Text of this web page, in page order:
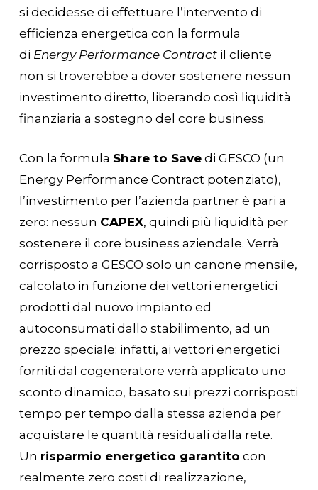
si decidesse di effettuare l’intervento di
efficienza energetica con la formula
di Energy Performance Contractil cliente
non si troverebbe a dover sostenere nessun
investimento diretto, liberando così liquidità
finanziaria a sostegno del core business.
Con la formula Share to Savedi GESCO (un
Energy Performance Contract potenziato),
l’investimento per l’azienda partner è pari a
zero: nessun CAPEX, quindi più liquidità per
sostenere il core business aziendale. Verrà
corrisposto a GESCO solo un canone mensile,
calcolato in funzione dei vettori energetici
prodotti dal nuovo impianto ed
autoconsumati dallo stabilimento, ad un
prezzo speciale: infatti, ai vettori energetici
forniti dal cogeneratore verrà applicato uno
sconto dinamico, basato sui prezzi corrisposti
tempo per tempo dalla stessa azienda per
acquistare le quantità residuali dalla rete.
Un risparmio energetico garantito con
realmente zero costi di realizzazione,